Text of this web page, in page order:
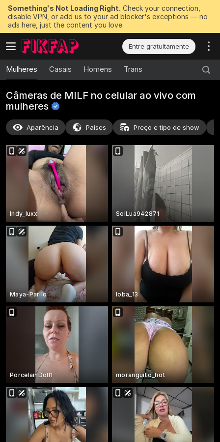
Something's Not Loading Right. Check your connection,
disable VPN, or add us to your ad blocker's exceptions — no
ads here, just the content you love.
Entre gratuitamente
Mulheres Casais Homens Trans
Câmeras de MILF no celular ao vivo com
mulheres
Aparência Países Preço e tipo de show
Indy_luxx SolLua942871
Maya-Parllo loba_13
PorcelainDoll1 moranguito_hot